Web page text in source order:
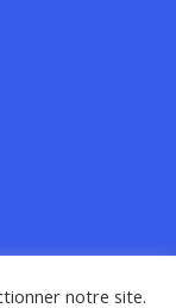
notre site.